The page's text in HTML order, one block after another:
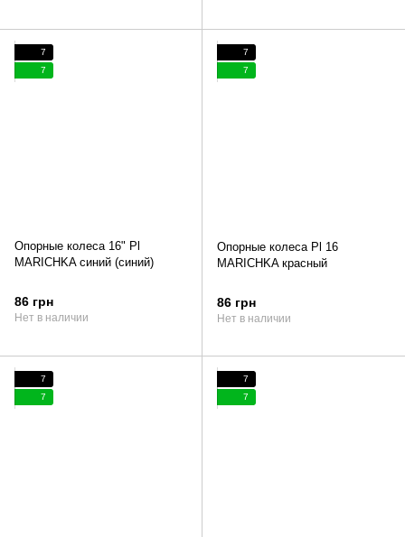
7
7
Опорные колеса 16" Pl
MARICHKA синий (синий)
86 грн
Нет в наличии
7
7
Опорные колеса Pl 16
MARICHKA красный
86 грн
Нет в наличии
7
7
7
7